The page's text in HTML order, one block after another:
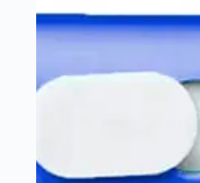
opciones
se
elegir
en
producto